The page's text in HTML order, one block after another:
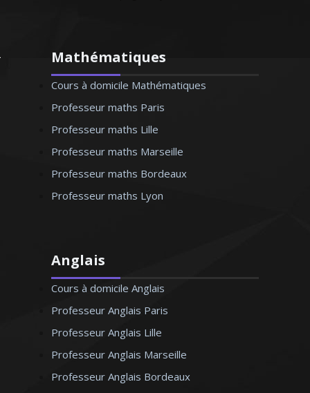
Mathématiques
Cours à domicile Mathématiques
Professeur maths Paris
Professeur maths Lille
Professeur maths Marseille
Professeur maths Bordeaux
Professeur maths Lyon
Anglais
Cours à domicile Anglais
Professeur Anglais Paris
Professeur Anglais Lille
Professeur Anglais Marseille
Professeur Anglais Bordeaux